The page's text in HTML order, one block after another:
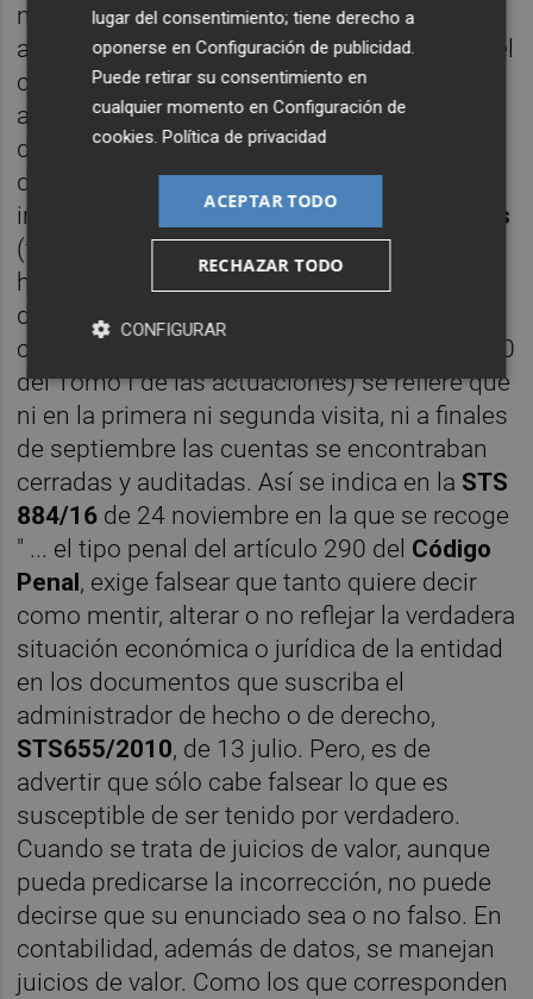
no estaban formuladas por los
administradores del Elche y aprobadas por el
consejo de administración, así como
auditadas por el auditor del Elche, a la vista
de que tanto en el informe de BDO (folio 26
del Tomo I de las actuaciones) como en el
informe pericial de DonJuan Serrano Torres
(folio 147 del Tomo I de las actuaciones) se
hace referencia al hecho de que se trataba
de estados financiero provisionales, así
como también en el informe de BDO (folio 30
del Tomo I de las actuaciones) se refiere que
ni en la primera ni segunda visita, ni a finales
de septiembre las cuentas se encontraban
cerradas y auditadas. Así se indica en la STS
884/16 de 24 noviembre en la que se recoge
" ... el tipo penal del artículo 290 del Código
Penal, exige falsear que tanto quiere decir
como mentir, alterar o no reflejar la verdadera
situación económica o jurídica de la entidad
en los documentos que suscriba el
administrador de hecho o de derecho,
STS655/2010, de 13 julio. Pero, es de
advertir que sólo cabe falsear lo que es
susceptible de ser tenido por verdadero.
Cuando se trata de juicios de valor, aunque
pueda predicarse la incorrección, no puede
decirse que su enunciado sea o no falso. En
contabilidad, además de datos, se manejan
juicios de valor. Como los que corresponden
lugar del consentimiento; tiene derecho a
oponerse enConfiguración de publicidad.
Puede retirar su consentimiento en
cualquier momento enConfiguración de
cookies.Política de privacidad
ACEPTAR TODO
RECHAZAR TODO
CONFIGURAR